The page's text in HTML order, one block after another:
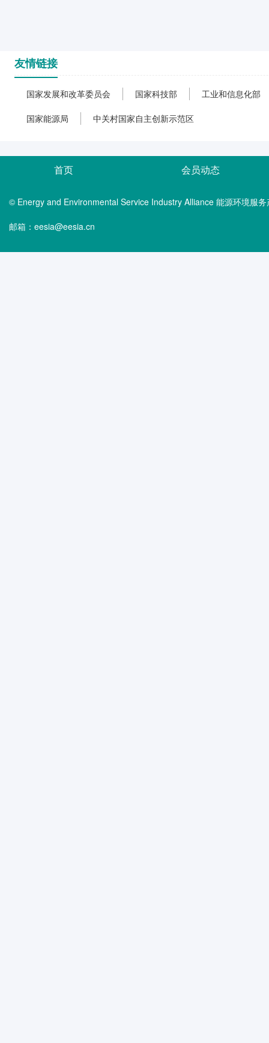
友情链接
国家发展和改革委员会 国家科技部 工业和信息化部
国家能源局 中关村国家自主创新示范区
首页 会员动态
© Energy and Environmental Service Industry Alliance 能源环境服
邮箱：eesia@eesia.cn